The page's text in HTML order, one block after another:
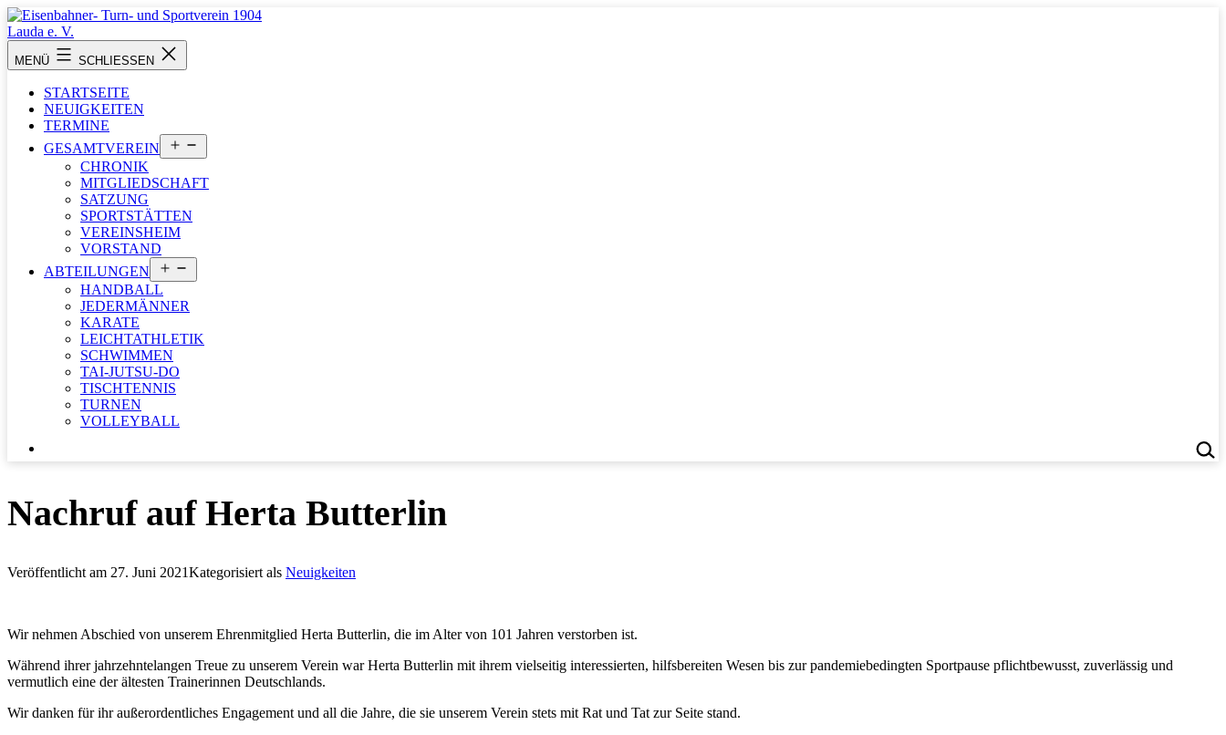
Zum
Inhalt
springen
Eisenbahner-
Turn-
Sportverein
1904
Lauda
MENÜ SCHLIESSEN
STARTSEITE
NEUIGKEITEN
TERMINE
GESAMTVEREIN
öffnen
CHRONIK
MITGLIEDSCHAFT
SATZUNG
SPORTSTÄTTEN
VEREINSHEIM
VORSTAND
ABTEILUNGEN
öffnen
HANDBALL
JEDERMÄNNER
KARATE
LEICHTATHLETIK
SCHWIMMEN
TAI-JUTSU-DO
TISCHTENNIS
TURNEN
VOLLEYBALL
Nachruf auf Herta Butterlin
Veröffentlicht am 27. Juni 2021Kategorisiert als Neuigkeiten
Wir nehmen Abschied von unserem Ehrenmitglied Herta Butterlin, die im Alter von 101 Jahren verstorben ist.
Während ihrer jahrzehntelangen Treue zu unserem Verein war Herta Butterlin mit ihrem vielseitig interessierten, hilfsbereiten Wesen bis zur pandemiebedingten Sportpause pflichtbewusst, zuverlässig und
vermutlich eine der ältesten Trainerinnen Deutschlands.
Wir danken für ihr außerordentliches Engagement und all die Jahre, die sie unserem Verein stets mit Rat und Tat zur Seite stand.